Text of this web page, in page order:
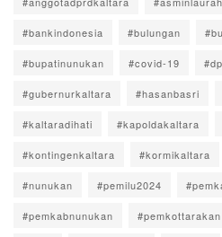
#bankindonesia #bulungan
#bupatinunukan #covid-19
#gubernurkaltara #hasanbasri
#kaltaradihati #kapoldakaltara
#kontingenkaltara #kormikaltara
#nunukan #pemilu2024
#pemkabnunukan #pemkottarakan